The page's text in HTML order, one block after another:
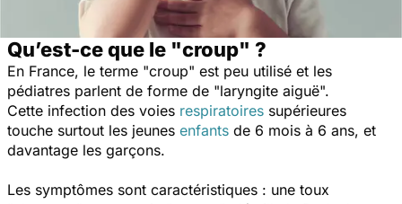
Qu’est-ce que le "croup" ?
En France, le terme "croup" est peu utilisé et les
pédiatres parlent de forme de "laryngite aiguë".
Cette infection des voies respiratoires supérieures
touche surtout les jeunes enfants de 6 mois à 6 ans, et
davantage les garçons.
Les symptômes sont caractéristiques : une toux